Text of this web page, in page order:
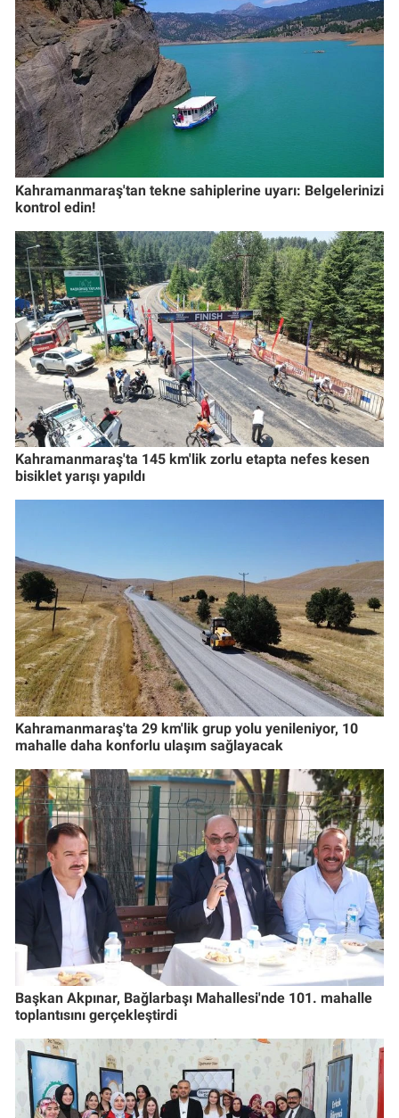
Kahramanmaraş'tan tekne sahiplerine uyarı: Belgelerinizi
kontrol edin!
Kahramanmaraş'ta 145 km'lik zorlu etapta nefes kesen
bisiklet yarışı yapıldı
Kahramanmaraş'ta 29 km'lik grup yolu yenileniyor, 10
mahalle daha konforlu ulaşım sağlayacak
Başkan Akpınar, Bağlarbaşı Mahallesi'nde 101. mahalle
toplantısını gerçekleştirdi